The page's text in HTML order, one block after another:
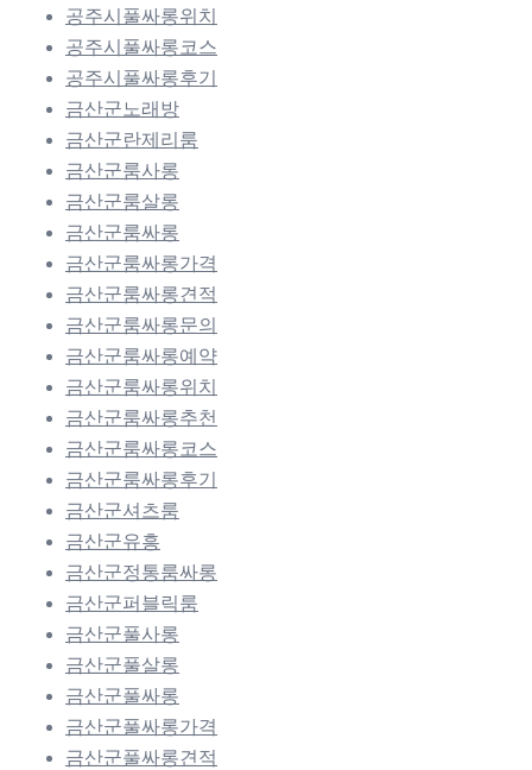
공주시풀싸롱위치
공주시풀싸롱코스
공주시풀싸롱후기
금산군노래방
금산군란제리룸
금산군룸사롱
금산군룸살롱
금산군룸싸롱
금산군룸싸롱가격
금산군룸싸롱견적
금산군룸싸롱문의
금산군룸싸롱예약
금산군룸싸롱위치
금산군룸싸롱추천
금산군룸싸롱코스
금산군룸싸롱후기
금산군셔츠룸
금산군유흥
금산군정통룸싸롱
금산군퍼블릭룸
금산군풀사롱
금산군풀살롱
금산군풀싸롱
금산군풀싸롱가격
금산군풀싸롱견적